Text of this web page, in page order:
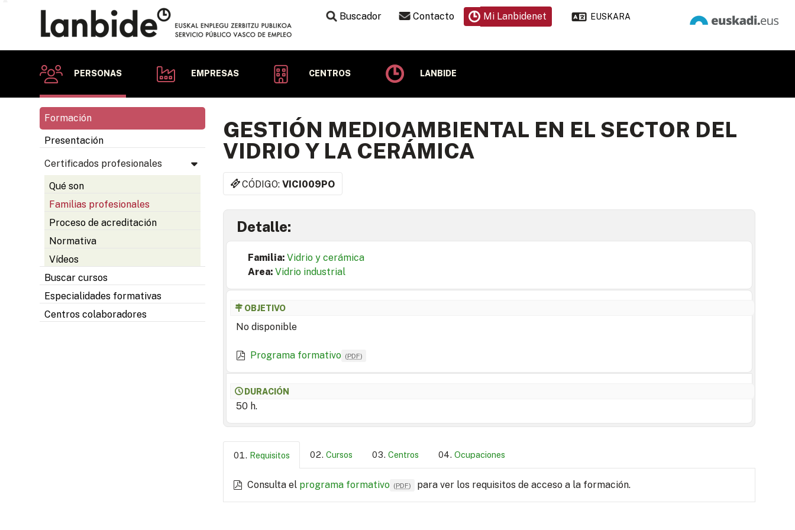
Buscador Contacto Mi Lanbidenet EUSKARA
PERSONAS EMPRESAS CENTROS LANBIDE
Formación
Presentación
Certificados profesionales
Qué son
Familias profesionales
Proceso de acreditación
Normativa
Vídeos
Buscar cursos
Especialidades formativas
Centros colaboradores
GESTIÓN MEDIOAMBIENTAL EN EL SECTOR DEL
VIDRIO Y LA CERÁMICA
CÓDIGO:VICI009PO
Detalle:
Familia: Vidrio y cerámica
Area: Vidrio industrial
OBJETIVO
No disponible
Programa formativo (PDF)
DURACIÓN
50 h.
Requisitos Cursos Centros Ocupaciones
Consulta el programa formativo (PDF) para ver los requisitos de acceso a la formación.